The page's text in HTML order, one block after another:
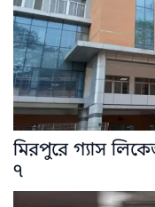
মিরপুরে গ্যাস
৭